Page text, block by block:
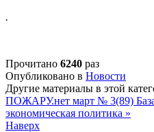
.
Прочитано 6240 раз
Опубликовано в Новости
Другие материалы в этой
ПОЖАРУ.нет март № 3(89)
экономическая политика »
Наверх